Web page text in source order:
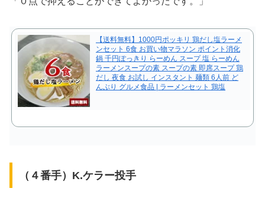
【送料無料】1000円ポッキリ 鶏だし塩ラーメ
ンセット 6食 お買い物マラソン ポイント消化
鍋 千円ぽっきり らーめん スープ 塩 らーめん
ラーメンスープの素 スープの素 即席スープ 鶏
だし 夜食 お試し インスタント 麺類 6人前 ど
んぶり グルメ食品 | ラーメンセット 鶏塩
（４番手）K.ケラー投手